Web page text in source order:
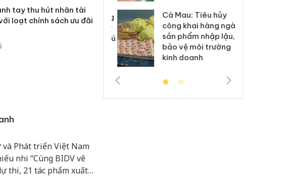
tay thu hút nhân tài
loạt chính sách ưu đãi
Phát triển Việt Nam
nhi “Cùng BIDV vẽ
thi, 21 tác phẩm xuất
An Giang: Đối tượng
Cà Mau: Tiêu hủy
công khai hàng ngàn
sản phẩm nhập lậu,
bảo vệ môi trường
kinh doanh